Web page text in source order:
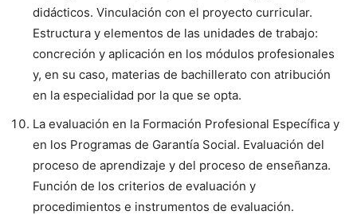
didácticos. Vinculación con el proyecto curricular.
Estructura y elementos de las unidades de trabajo:
concreción y aplicación en los módulos profesionales
y, en su caso, materias de bachillerato con atribución
en la especialidad por la que se opta.
La evaluación en la Formación Profesional Específica y
en los Programas de Garantía Social. Evaluación del
proceso de aprendizaje y del proceso de enseñanza.
Función de los criterios de evaluación y
procedimientos e instrumentos de evaluación.